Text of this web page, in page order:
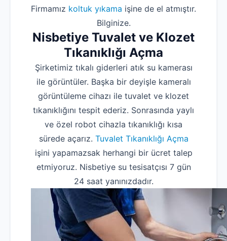
Firmamız koltuk yıkama işine de el atmıştır.
Bilginize.
Nisbetiye Tuvalet ve Klozet
Tıkanıklığı Açma
Şirketimiz tıkalı giderleri atık su kamerası
ile görüntüler. Başka bir deyişle kameralı
görüntüleme cihazı ile tuvalet ve klozet
tıkanıklığını tespit ederiz. Sonrasında yaylı
ve özel robot cihazla tıkanıklığı kısa
sürede açarız. Tuvalet Tıkanıklığı Açma
işini yapamazsak herhangi bir ücret talep
etmiyoruz. Nisbetiye su tesisatçısı 7 gün
24 saat yanınızdadır.